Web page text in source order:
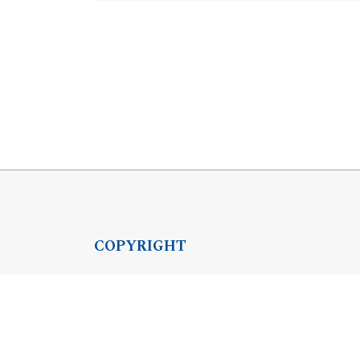
COPYRIGHT